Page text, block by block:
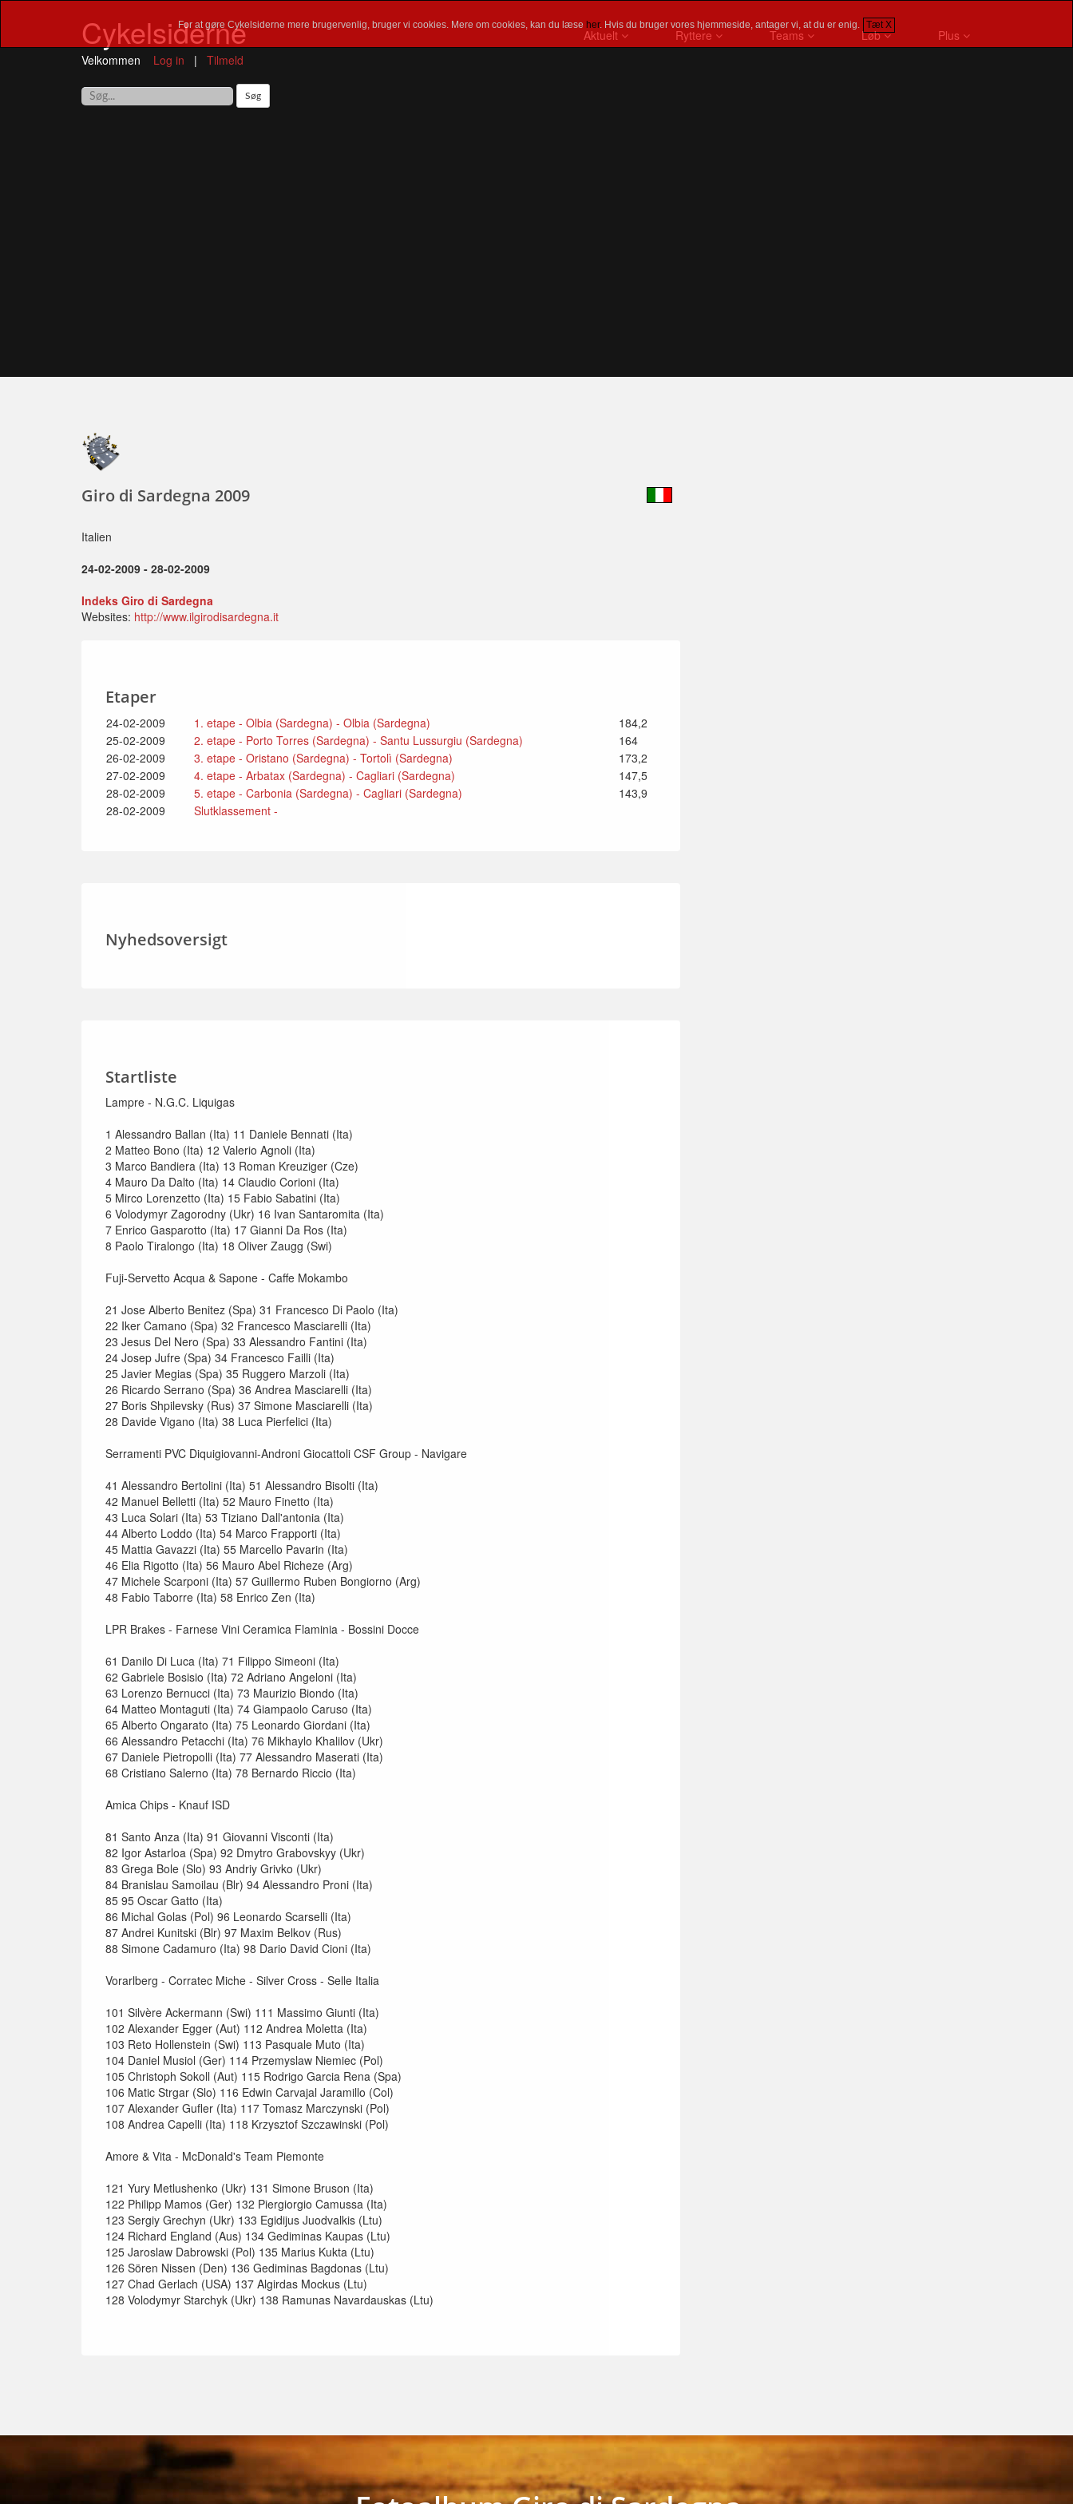
For at gøre Cykelsiderne mere brugervenlig, bruger vi cookies. Mere om cookies, kan du læse her. Hvis du bruger vores hjemmeside, antager vi, at du er enig. Tæt X
Cykelsiderne
Velkommen Log in | Tilmeld
Aktuelt Ryttere Teams Løb Plus
Giro di Sardegna 2009
Italien
24-02-2009 - 28-02-2009
Indeks Giro di Sardegna
Websites: http://www.ilgirodisardegna.it
Etaper
24-02-2009 1. etape - Olbia (Sardegna) - Olbia (Sardegna)
184,2
25-02-2009
2. etape - Porto Torres (Sardegna) - Santu Lussurgiu (Sardegna)
164
26-02-2009
3. etape - Oristano (Sardegna) - Tortolì (Sardegna)
173,2
27-02-2009
4. etape - Arbatax (Sardegna) - Cagliari (Sardegna)
147,5
28-02-2009
5. etape - Carbonia (Sardegna) - Cagliari (Sardegna)
143,9
28-02-2009
Slutklassement -
Nyhedsoversigt
Startliste
Lampre - N.G.C. Liquigas
1 Alessandro Ballan (Ita) 11 Daniele Bennati (Ita)
2 Matteo Bono (Ita) 12 Valerio Agnoli (Ita)
3 Marco Bandiera (Ita) 13 Roman Kreuziger (Cze)
4 Mauro Da Dalto (Ita) 14 Claudio Corioni (Ita)
5 Mirco Lorenzetto (Ita) 15 Fabio Sabatini (Ita)
6 Volodymyr Zagorodny (Ukr) 16 Ivan Santaromita (Ita)
7 Enrico Gasparotto (Ita) 17 Gianni Da Ros (Ita)
8 Paolo Tiralongo (Ita) 18 Oliver Zaugg (Swi)
Fuji-Servetto Acqua & Sapone - Caffe Mokambo
21 Jose Alberto Benitez (Spa) 31 Francesco Di Paolo (Ita)
22 Iker Camano (Spa) 32 Francesco Masciarelli (Ita)
23 Jesus Del Nero (Spa) 33 Alessandro Fantini (Ita)
24 Josep Jufre (Spa) 34 Francesco Failli (Ita)
25 Javier Megias (Spa) 35 Ruggero Marzoli (Ita)
26 Ricardo Serrano (Spa) 36 Andrea Masciarelli (Ita)
27 Boris Shpilevsky (Rus) 37 Simone Masciarelli (Ita)
28 Davide Vigano (Ita) 38 Luca Pierfelici (Ita)
Serramenti PVC Diquigiovanni-Androni Giocattoli CSF Group - Navigare
41 Alessandro Bertolini (Ita) 51 Alessandro Bisolti (Ita)
42 Manuel Belletti (Ita) 52 Mauro Finetto (Ita)
43 Luca Solari (Ita) 53 Tiziano Dall'antonia (Ita)
44 Alberto Loddo (Ita) 54 Marco Frapporti (Ita)
45 Mattia Gavazzi (Ita) 55 Marcello Pavarin (Ita)
46 Elia Rigotto (Ita) 56 Mauro Abel Richeze (Arg)
47 Michele Scarponi (Ita) 57 Guillermo Ruben Bongiorno (Arg)
48 Fabio Taborre (Ita) 58 Enrico Zen (Ita)
LPR Brakes - Farnese Vini Ceramica Flaminia - Bossini Docce
61 Danilo Di Luca (Ita) 71 Filippo Simeoni (Ita)
62 Gabriele Bosisio (Ita) 72 Adriano Angeloni (Ita)
63 Lorenzo Bernucci (Ita) 73 Maurizio Biondo (Ita)
64 Matteo Montaguti (Ita) 74 Giampaolo Caruso (Ita)
65 Alberto Ongarato (Ita) 75 Leonardo Giordani (Ita)
66 Alessandro Petacchi (Ita) 76 Mikhaylo Khalilov (Ukr)
67 Daniele Pietropolli (Ita) 77 Alessandro Maserati (Ita)
68 Cristiano Salerno (Ita) 78 Bernardo Riccio (Ita)
Amica Chips - Knauf ISD
81 Santo Anza (Ita) 91 Giovanni Visconti (Ita)
82 Igor Astarloa (Spa) 92 Dmytro Grabovskyy (Ukr)
83 Grega Bole (Slo) 93 Andriy Grivko (Ukr)
84 Branislau Samoilau (Blr) 94 Alessandro Proni (Ita)
85 95 Oscar Gatto (Ita)
86 Michal Golas (Pol) 96 Leonardo Scarselli (Ita)
87 Andrei Kunitski (Blr) 97 Maxim Belkov (Rus)
88 Simone Cadamuro (Ita) 98 Dario David Cioni (Ita)
Vorarlberg - Corratec Miche - Silver Cross - Selle Italia
101 Silvère Ackermann (Swi) 111 Massimo Giunti (Ita)
102 Alexander Egger (Aut) 112 Andrea Moletta (Ita)
103 Reto Hollenstein (Swi) 113 Pasquale Muto (Ita)
104 Daniel Musiol (Ger) 114 Przemyslaw Niemiec (Pol)
105 Christoph Sokoll (Aut) 115 Rodrigo Garcia Rena (Spa)
106 Matic Strgar (Slo) 116 Edwin Carvajal Jaramillo (Col)
107 Alexander Gufler (Ita) 117 Tomasz Marczynski (Pol)
108 Andrea Capelli (Ita) 118 Krzysztof Szczawinski (Pol)
Amore & Vita - McDonald's Team Piemonte
121 Yury Metlushenko (Ukr) 131 Simone Bruson (Ita)
122 Philipp Mamos (Ger) 132 Piergiorgio Camussa (Ita)
123 Sergiy Grechyn (Ukr) 133 Egidijus Juodvalkis (Ltu)
124 Richard England (Aus) 134 Gediminas Kaupas (Ltu)
125 Jaroslaw Dabrowski (Pol) 135 Marius Kukta (Ltu)
126 Sören Nissen (Den) 136 Gediminas Bagdonas (Ltu)
127 Chad Gerlach (USA) 137 Algirdas Mockus (Ltu)
128 Volodymyr Starchyk (Ukr) 138 Ramunas Navardauskas (Ltu)